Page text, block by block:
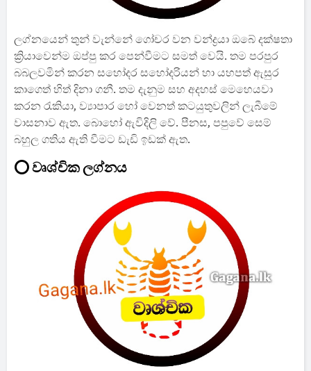
ලග්නයෙන් තුන් වැන්නේ ගෝචර වන වන්ද්‍රයා ඔබේ දක්ෂතා
ක්‍රියාවෙන්ම ඔප්පු කර පෙන්වීමට සමත් වෙයි. තම පරපුර
බබලවමින් කරන සහෝදර සහෝදරියන් හා යහපත් ඇසුර
කාගෙත් හිත් දිනා ගනී. තම දැනුම සහ අදහස් මෙහෙයවා
කරන රැකියා, ව්‍යාපාර හෝ වෙනත් කටයුතුවලින් ලැබීමේ
වාසනාව ඇත. බොහෝ ඇවිදිලි වේ. පීනස, පපුවේ සෙම්
බහුල ගතිය ඇති වීමට ඩැඩි ඉඩක් ඇත.
⭕ වෘශ්චික ලග්නය